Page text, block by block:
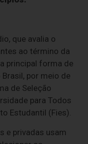
que avalia o
ao término da
principal forma de
por meio de
de Seleção
para Todos
Estudantil (Fies).
e privadas usam